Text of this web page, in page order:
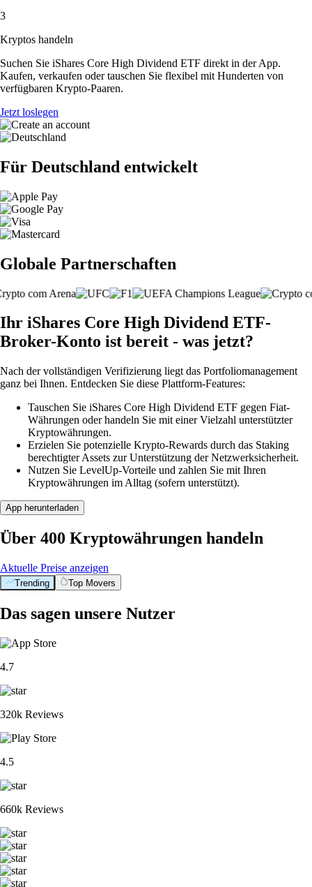
3
Kryptos handeln
Suchen Sie iShares Core High Dividend ETF direkt in der App.
Kaufen, verkaufen oder tauschen Sie flexibel mit Hunderten von
verfügbaren Krypto-Paaren.
Jetzt loslegen
Für Deutschland entwickelt
Globale Partnerschaften
Ihr iShares Core High Dividend ETF-
Broker-Konto ist bereit - was jetzt?
Nach der vollständigen Verifizierung liegt das Portfoliomanagement
ganz bei Ihnen. Entdecken Sie diese Plattform-Features:
Tauschen Sie iShares Core High Dividend ETF gegen Fiat-
Währungen oder handeln Sie mit einer Vielzahl unterstützter
Kryptowährungen.
Erzielen Sie potenzielle Krypto-Rewards durch das Staking
berechtigter Assets zur Unterstützung der Netzwerksicherheit.
Nutzen Sie LevelUp-Vorteile und zahlen Sie mit Ihren
Kryptowährungen im Alltag (sofern unterstützt).
App herunterladen
Über 400 Kryptowährungen handeln
Aktuelle Preise anzeigen
Trending Top Movers
Das sagen unsere Nutzer
4.7
320k Reviews
4.5
660k Reviews